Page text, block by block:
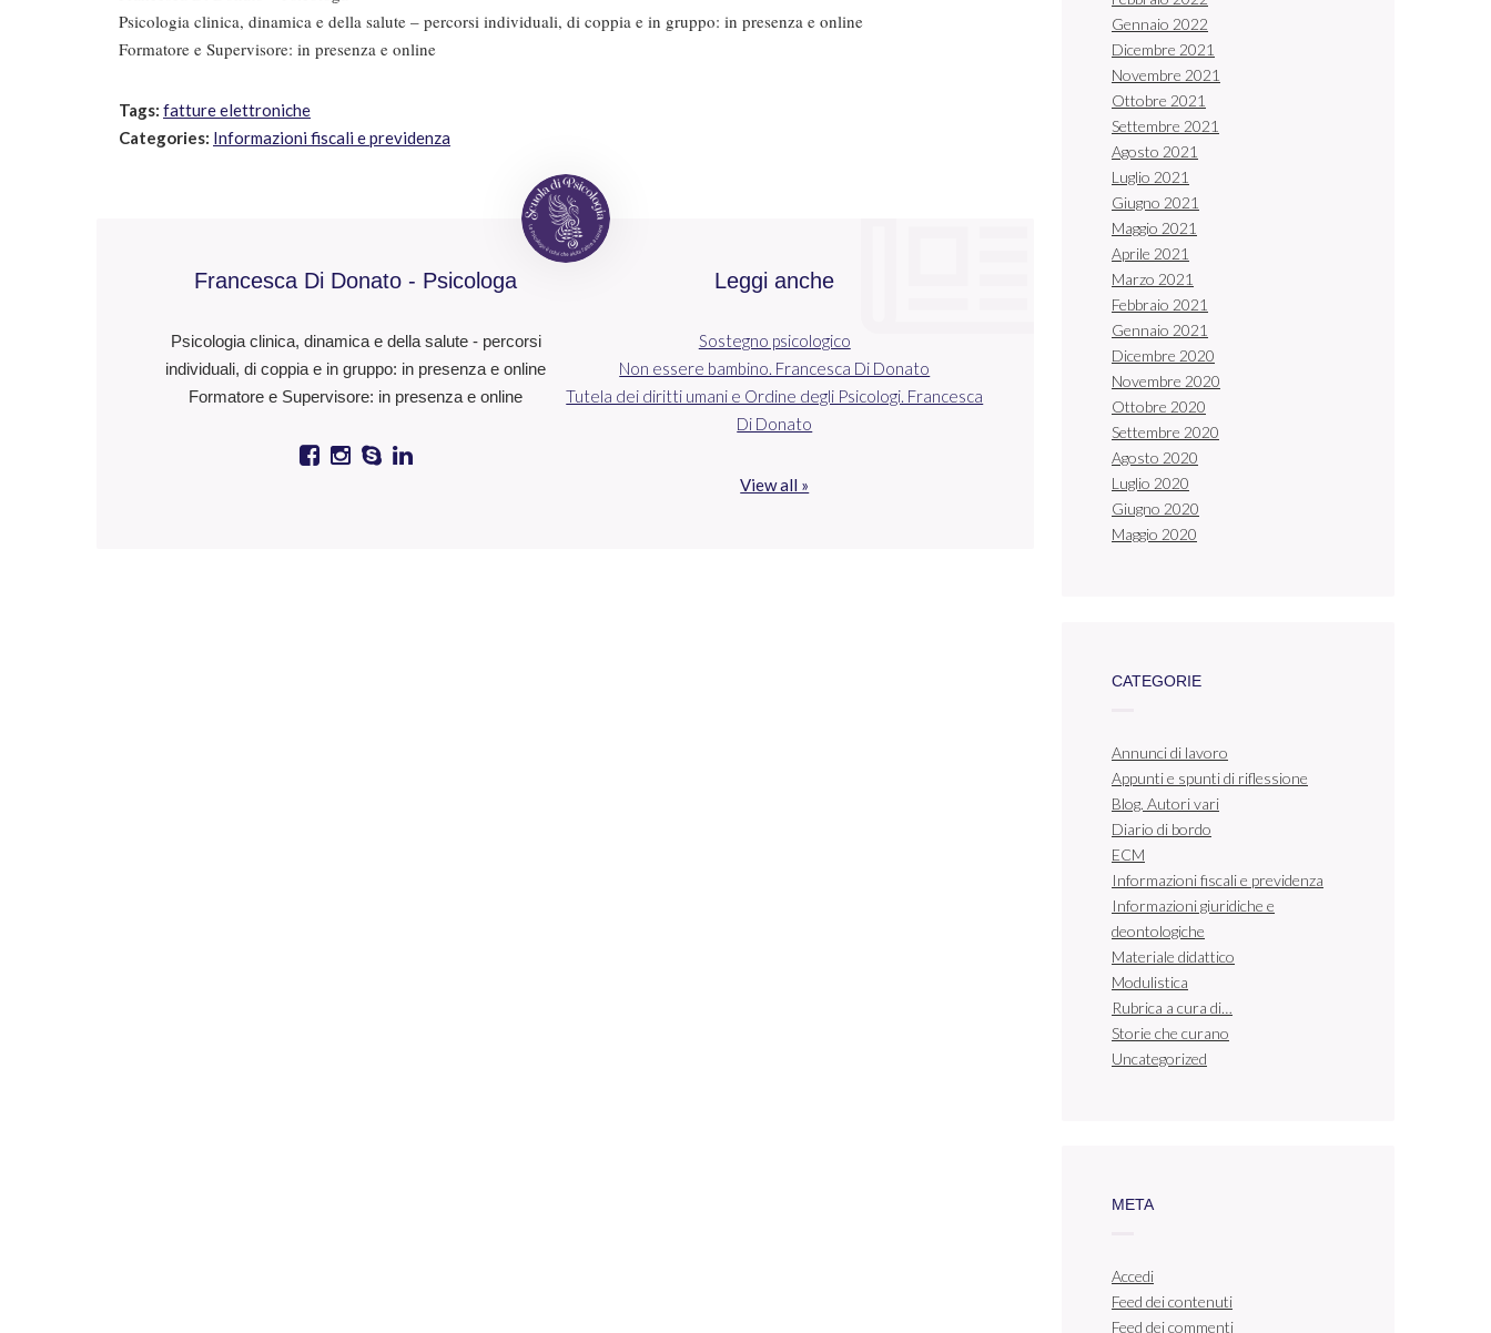
Psicologia clinica, dinamica e della salute – percorsi individuali, di coppia e in gruppo: in presenza e online
Formatore e Supervisore: in presenza e online
Tags: fatture elettroniche
Categories: Informazioni fiscali e previdenza
Francesca Di Donato - Psicologa
Psicologia clinica, dinamica e della salute - percorsi
individuali, di coppia e in gruppo: in presenza e online
Formatore e Supervisore: in presenza e online
Leggi anche
Sostegno psicologico
Non essere bambino. Francesca Di Donato
Tutela dei diritti umani e Ordine degli Psicologi. Francesca
Di Donato
View all »
Gennaio 2022
Dicembre 2021
Novembre 2021
Ottobre 2021
Settembre 2021
Agosto 2021
Luglio 2021
Giugno 2021
Maggio 2021
Aprile 2021
Marzo 2021
Febbraio 2021
Gennaio 2021
Dicembre 2020
Novembre 2020
Ottobre 2020
Settembre 2020
Agosto 2020
Luglio 2020
Giugno 2020
Maggio 2020
CATEGORIE
Annunci di lavoro
Appunti e spunti di riflessione
Blog. Autori vari
Diario di bordo
ECM
Informazioni fiscali e previdenza
Informazioni giuridiche e
deontologiche
Materiale didattico
Modulistica
Rubrica a cura di…
Storie che curano
Uncategorized
META
Accedi
Feed dei contenuti
Feed dei commenti